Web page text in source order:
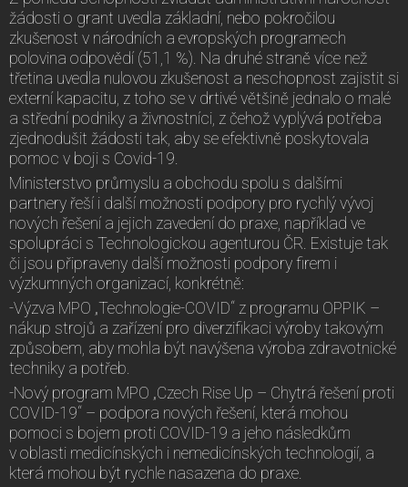
žádosti o grant uvedla základní, nebo pokročilou
zkušenost v národních a evropských programech
polovina odpovědí (51,1 %). Na druhé straně více než
třetina uvedla nulovou zkušenost a neschopnost zajistit si
externí kapacitu, z toho se v drtivé většině jednalo o malé
a střední podniky a živnostníci, z čehož vyplývá potřeba
zjednodušit žádosti tak, aby se efektivně poskytovala
pomoc v boji s Covid-19.
Ministerstvo průmyslu a obchodu spolu s dalšími
partnery řeší i další možnosti podpory pro rychlý vývoj
nových řešení a jejich zavedení do praxe, například ve
spolupráci s Technologickou agenturou ČR. Existuje tak
či jsou připraveny další možnosti podpory firem i
výzkumných organizací, konkrétně:
-Výzva MPO „Technologie-COVID“ z programu OPPIK –
nákup strojů a zařízení pro diverzifikaci výroby takovým
způsobem, aby mohla být navýšena výroba zdravotnické
techniky a potřeb.
-Nový program MPO „Czech Rise Up – Chytrá řešení proti
COVID-19“ – podpora nových řešení, která mohou
pomoci s bojem proti COVID-19 a jeho následkům
v oblasti medicínských i nemedicínských technologií, a
která mohou být rychle nasazena do praxe.